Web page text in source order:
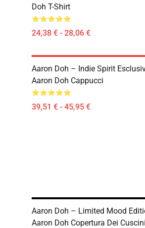
Doh T-Shirt
24,38 € - 28,06 €
Aaron Doh – Indie Spirit
Aaron Doh Cappucci
39,51 € - 45,95 €
Aaron Doh – Limited Mood
Aaron Doh Copertura Dei Cuscini